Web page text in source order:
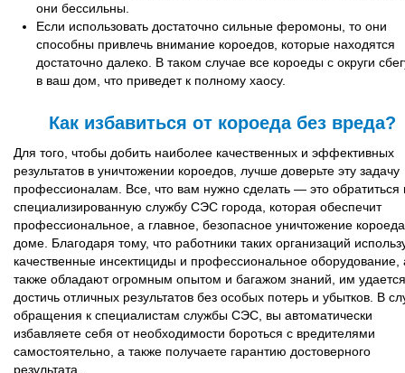
они бессильны.
Если использовать достаточно сильные феромоны, то они
способны привлечь внимание короедов, которые находятся
достаточно далеко. В таком случае все короеды с округи
в ваш дом, что приведет к полному хаосу.
Как избавиться от короеда без вреда?
Для того, чтобы добить наиболее качественных и эффективных
результатов в уничтожении короедов, лучше доверьте эту задачу
профессионалам. Все, что вам нужно сделать — это обратиться
специализированную службу СЭС города, которая обеспечит
профессиональное, а главное, безопасное уничтожение
доме. Благодаря тому, что работники таких организаций
качественные инсектициды и профессиональное оборудование,
также обладают огромным опытом и багажом знаний, им удается
достичь отличных результатов без особых потерь и убытков. В
обращения к специалистам службы СЭС, вы автоматически
избавляете себя от необходимости бороться с вредителями
самостоятельно, а также получаете гарантию достоверного
результата.